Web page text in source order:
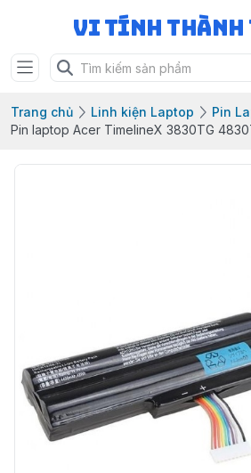
Vi Tính Thành
Trang chủ Linh kiện Laptop
Pin
Pin laptop Acer TimelineX 3830TG